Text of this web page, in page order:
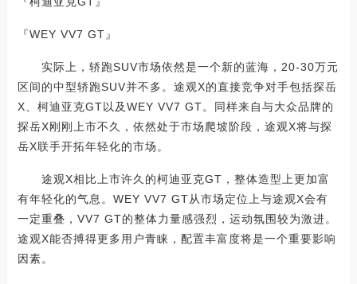
『WEY VV7 GT』
实际上，轿跑SUV市场依然是一个新的蓝海，20-30万元
区间的中型轿跑SUV并不多。途观X的直接竞争对手包括探岳
X、柯迪亚克GT以及WEY VV7 GT。同样来自与大众品牌的
探岳X刚刚上市不久，依然处于市场爬坡阶段，途观X将与探
岳X联手开拓年轻化的市场。
途观X相比上市许久的柯迪亚克GT，整体造型上更加富
有年轻化的气息。WEY VV7 GT从市场定位上与途观X会有
一定重叠，VV7 GT的整体力量感强烈，运动氛围较为激进。
途观X能否搏得更多用户青睐，配置丰富度将是一个重要影响
因素。